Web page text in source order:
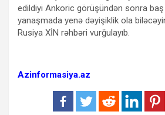
edildiyi Ankoric görüşündən sonra baş
yanaşmada yenə dəyişiklik ola
Rusiya XİN rəhbəri vurğulayıb.
Azinformasiya.az